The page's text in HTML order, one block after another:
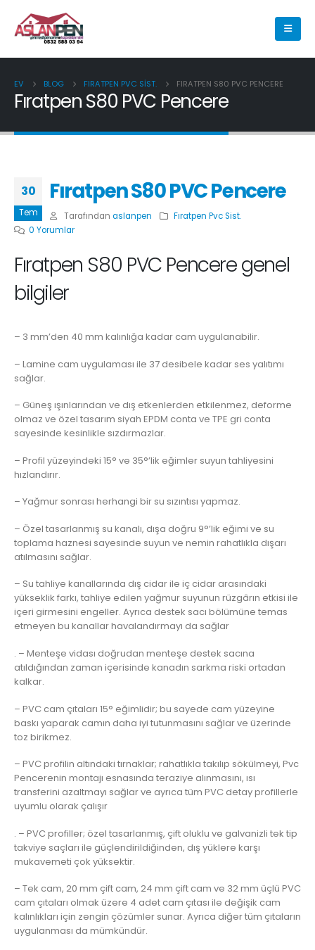
EV BLOG FIRATPEN PVC SIST. FIRATPEN S80 PVC PENCERE
Fıratpen S80 PVC Pencere
30
Tem
Fıratpen S80 PVC Pencere
Tarafından aslanpen
Fıratpen Pvc Sist.
0 Yorumlar
Fıratpen S80 PVC Pencere genel
bilgiler
– 3 mm’den 40 mm kalınlığa kadar cam uygulanabilir.
– Lamine cam uygulaması ile 37 desibele kadar ses yalıtımı
sağlar.
– Güneş ışınlarından ve dış etkenlerden etkilenmez, deforme
olmaz ve özel tasarım siyah EPDM conta ve TPE gri conta
sayesinde kesinlikle sızdırmazlar.
– Profil yüzeyindeki 15° ve 35°’lik eğimler suyun tahliyesini
hızlandırır.
– Yağmur sonrası herhangi bir su sızıntısı yapmaz.
– Özel tasarlanmış su kanalı, dışa doğru 9°’lik eğimi ve su
toplama haznesi sayesinde suyun ve nemin rahatlıkla dışarı
atılmasını sağlar.
– Su tahliye kanallarında dış cidar ile iç cidar arasındaki
yükseklik farkı, tahliye edilen yağmur suyunun rüzgârın etkisi ile
içeri girmesini engeller. Ayrıca destek sacı bölümüne temas
etmeyen bu kanallar havalandırmayı da sağlar
. – Menteşe vidası doğrudan menteşe destek sacına
atıldığından zaman içerisinde kanadın sarkma riski ortadan
kalkar.
– PVC cam çıtaları 15° eğimlidir; bu sayede cam yüzeyine
baskı yaparak camın daha iyi tutunmasını sağlar ve üzerinde
toz birikmez.
– PVC profilin altındaki tırnaklar; rahatlıkla takılıp sökülmeyi, Pvc
Pencerenin montajı esnasında teraziye alınmasını, ısı
transferini azaltmayı sağlar ve ayrıca tüm PVC detay profillerle
uyumlu olarak çalışır
. – PVC profiller; özel tasarlanmış, çift oluklu ve galvanizli tek tip
takviye saçları ile güçlendirildiğinden, dış yüklere karşı
mukavemeti çok yüksektir.
– Tek cam, 20 mm çift cam, 24 mm çift cam ve 32 mm üçlü PVC
cam çıtaları olmak üzere 4 adet cam çıtası ile değişik cam
kalınlıkları için zengin çözümler sunar. Ayrıca diğer tüm çıtaların
uygulanması da mümkündür.